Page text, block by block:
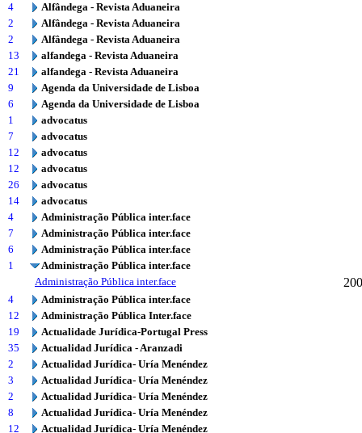
4
Alfândega - Revista Aduaneira
2
Alfândega - Revista Aduaneira
2
Alfândega - Revista Aduaneira
13
alfandega - Revista Aduaneira
21
alfandega - Revista Aduaneira
9
Agenda da Universidade de Lisboa
6
Agenda da Universidade de Lisboa
1
advocatus
7
advocatus
12
advocatus
12
advocatus
26
advocatus
14
advocatus
4
Administração Pública inter.face
7
Administração Pública inter.face
6
Administração Pública inter.face
1
Administração Pública inter.face
Administração Pública inter.face
4
Administração Pública inter.face
12
Administração Pública Inter.face
19
Actualidade Jurídica-Portugal Press
35
Actualidad Jurídica - Aranzadi
2
Actualidad Jurídica- Uría Menéndez
3
Actualidad Jurídica- Uría Menéndez
2
Actualidad Jurídica- Uría Menéndez
8
Actualidad Jurídica- Uría Menéndez
12
Actualidad Jurídica- Uría Menéndez